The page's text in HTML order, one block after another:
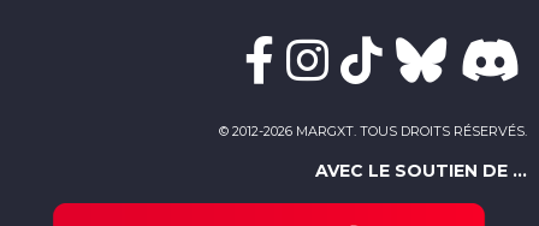
© 2012-2026 MARGXT. TOUS DROITS RÉSERVÉS.
AVEC LE SOUTIEN DE ...